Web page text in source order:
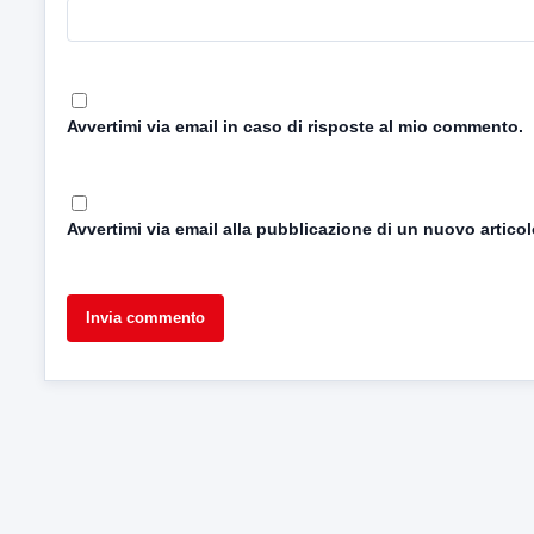
Avvertimi via email in caso di risposte al mio commento.
Avvertimi via email alla pubblicazione di un nuovo